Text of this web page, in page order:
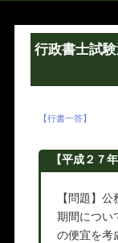
行政書士試
【行書一答】
【平成２７
【問題】
期間につい
の便宜を考